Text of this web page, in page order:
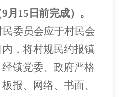
9月15日前完成）。
委员会应于村民会
，将村规民约报镇
镇党委、政府严格
报、网络、书面、